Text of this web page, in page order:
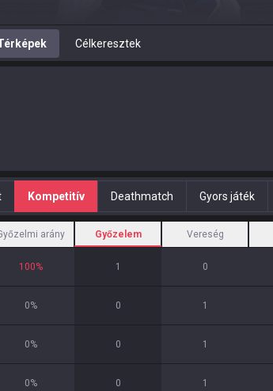
Célkeresztek
Kompetitív Deathmatch Gyors játék
arány Győzelem Vereség
100% 1 0
0% 0 1
0% 0 1
0% 0 1